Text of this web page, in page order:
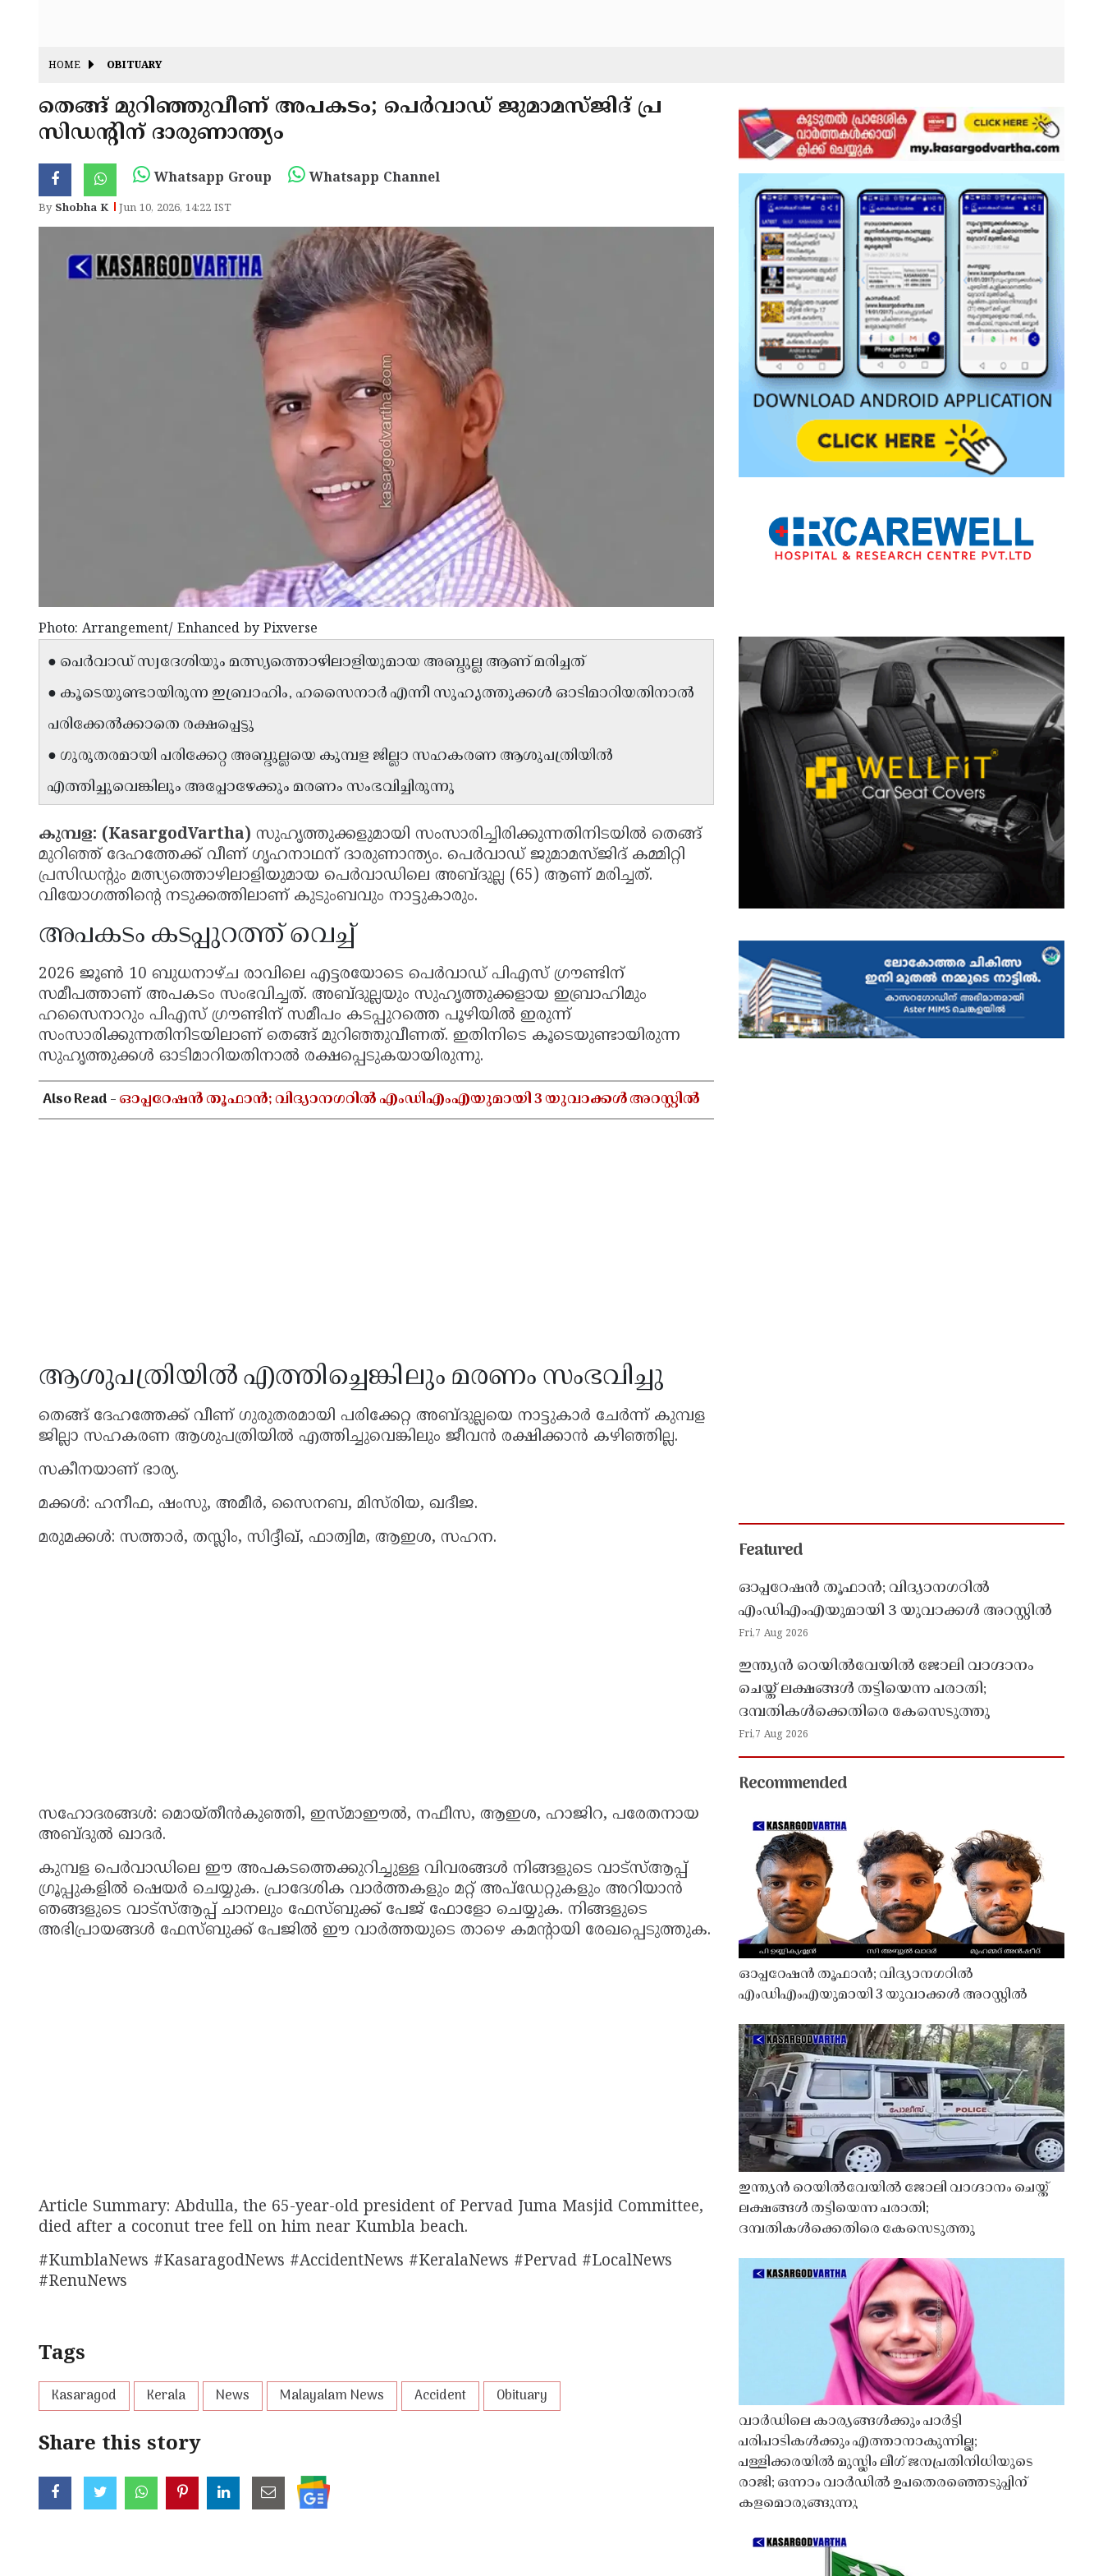
HOME OBITUARY
തെങ്ങ് മുറിഞ്ഞുവീണ് അപകടം; പെർവാഡ് ജുമാമസ്ജിദ് പ്ര
സിഡൻ്റിന് ദാരുണാന്ത്യം
Whatsapp Group Whatsapp Channel
By Shobha K Jun 10, 2026, 14:22 IST
Photo: Arrangement/ Enhanced by Pixverse
● പെർവാഡ് സ്വദേശിയും മത്സ്യത്തൊഴിലാളിയുമായ അബ്ദുല്ല ആണ് മരിച്ചത്
● കൂടെയുണ്ടായിരുന്ന ഇബ്രാഹിം, ഹസൈനാർ എന്നീ സുഹൃത്തുക്കൾ ഓടിമാറിയതിനാൽ
പരിക്കേൽക്കാതെ രക്ഷപ്പെട്ടു
● ഗുരുതരമായി പരിക്കേറ്റ അബ്ദുല്ലയെ കുമ്പള ജില്ലാ സഹകരണ ആശുപത്രിയിൽ
എത്തിച്ചുവെങ്കിലും അപ്പോഴേക്കും മരണം സംഭവിച്ചിരുന്നു
കുമ്പള: (KasargodVartha) സുഹൃത്തുക്കളുമായി സംസാരിച്ചിരിക്കുന്നതിനിടയിൽ തെങ്ങ്
മുറിഞ്ഞ് ദേഹത്തേക്ക് വീണ് ഗൃഹനാഥന് ദാരുണാന്ത്യം. പെർവാഡ് ജുമാമസ്ജിദ് കമ്മിറ്റി
പ്രസിഡൻ്റും മത്സ്യത്തൊഴിലാളിയുമായ പെർവാഡിലെ അബ്ദുല്ല (65) ആണ് മരിച്ചത്.
വിയോഗത്തിൻ്റെ നടുക്കത്തിലാണ് കുടുംബവും നാട്ടുകാരും.
അപകടം കടപ്പുറത്ത് വെച്ച്
2026 ജൂൺ 10 ബുധനാഴ്ച രാവിലെ എട്ടരയോടെ പെർവാഡ് പിഎസ് ഗ്രൗണ്ടിന്
സമീപത്താണ് അപകടം സംഭവിച്ചത്. അബ്ദുല്ലയും സുഹൃത്തുക്കളായ ഇബ്രാഹിമും
ഹസൈനാറും പിഎസ് ഗ്രൗണ്ടിന് സമീപം കടപ്പുറത്തെ പൂഴിയിൽ ഇരുന്ന്
സംസാരിക്കുന്നതിനിടയിലാണ് തെങ്ങ് മുറിഞ്ഞുവീണത്. ഇതിനിടെ കൂടെയുണ്ടായിരുന്ന
സുഹൃത്തുക്കൾ ഓടിമാറിയതിനാൽ രക്ഷപ്പെടുകയായിരുന്നു.
Also Read -ഓപ്പറേഷൻ തൂഫാൻ; വിദ്യാനഗറിൽ എംഡിഎംഎയുമായി 3 യുവാക്കൾ അറസ്റ്റിൽ
ആശുപത്രിയിൽ എത്തിച്ചെങ്കിലും മരണം സംഭവിച്ചു
തെങ്ങ് ദേഹത്തേക്ക് വീണ് ഗുരുതരമായി പരിക്കേറ്റ അബ്ദുല്ലയെ നാട്ടുകാർ ചേർന്ന് കുമ്പള
ജില്ലാ സഹകരണ ആശുപത്രിയിൽ എത്തിച്ചുവെങ്കിലും ജീവൻ രക്ഷിക്കാൻ കഴിഞ്ഞില്ല.
സകീനയാണ് ഭാര്യ.
മക്കൾ: ഹനീഫ, ഷംസു, അമീർ, സൈനബ, മിസ്‌രിയ, ഖദീജ.
മരുമക്കൾ: സത്താർ, തസ്ലിം, സിദ്ദീഖ്, ഫാത്വിമ, ആഇശ, സഹന.
സഹോദരങ്ങൾ: മൊയ്തീൻകുഞ്ഞി, ഇസ്മാഈൽ, നഫീസ, ആഇശ, ഹാജിറ, പരേതനായ
അബ്ദുൽ ഖാദർ.
കുമ്പള പെർവാഡിലെ ഈ അപകടത്തെക്കുറിച്ചുള്ള വിവരങ്ങൾ നിങ്ങളുടെ വാട്സ്ആപ്പ്
ഗ്രൂപ്പുകളിൽ ഷെയർ ചെയ്യുക. പ്രാദേശിക വാർത്തകളും മറ്റ് അപ്ഡേറ്റുകളും അറിയാൻ
ഞങ്ങളുടെ വാട്സ്ആപ്പ് ചാനലും ഫേസ്ബുക്ക് പേജ് ഫോളോ ചെയ്യുക. നിങ്ങളുടെ
അഭിപ്രായങ്ങൾ ഫേസ്ബുക്ക് പേജില്‍ ഈ വാര്‍ത്തയുടെ താഴെ കമൻ്റായി രേഖപ്പെടുത്തുക.
Article Summary: Abdulla, the 65-year-old president of Pervad Juma Masjid Committee,
died after a coconut tree fell on him near Kumbla beach.
#KumblaNews #KasaragodNews #AccidentNews #KeralaNews #Pervad #LocalNews
#RenuNews
Tags
Kasaragod Kerala News Malayalam News Accident Obituary
Share this story
Featured
ഓപ്പറേഷൻ തൂഫാൻ; വിദ്യാനഗറിൽ
എംഡിഎംഎയുമായി 3 യുവാക്കൾ അറസ്റ്റിൽ
Fri,7 Aug 2026
ഇന്ത്യൻ റെയിൽവേയിൽ ജോലി വാഗ്ദാനം
ചെയ്ത് ലക്ഷങ്ങൾ തട്ടിയെന്ന പരാതി;
ദമ്പതികൾക്കെതിരെ കേസെടുത്തു
Fri,7 Aug 2026
Recommended
ഓപ്പറേഷൻ തൂഫാൻ; വിദ്യാനഗറിൽ
എംഡിഎംഎയുമായി 3 യുവാക്കൾ അറസ്റ്റിൽ
ഇന്ത്യൻ റെയിൽവേയിൽ ജോലി വാഗ്ദാനം ചെയ്ത്
ലക്ഷങ്ങൾ തട്ടിയെന്ന പരാതി;
ദമ്പതികൾക്കെതിരെ കേസെടുത്തു
വാർഡിലെ കാര്യങ്ങൾക്കും പാർട്ടി
പരിപാടികൾക്കും എത്താനാകുന്നില്ല;
പള്ളിക്കരയിൽ മുസ്ലിം ലീഗ് ജനപ്രതിനിധിയുടെ
രാജി; ഒന്നാം വാർഡിൽ ഉപതെരഞ്ഞെടുപ്പിന്
കളമൊരുങ്ങുന്നു